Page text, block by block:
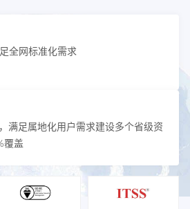
全网标准化需求
满足属地化用户需求建设多个省级资
覆盖